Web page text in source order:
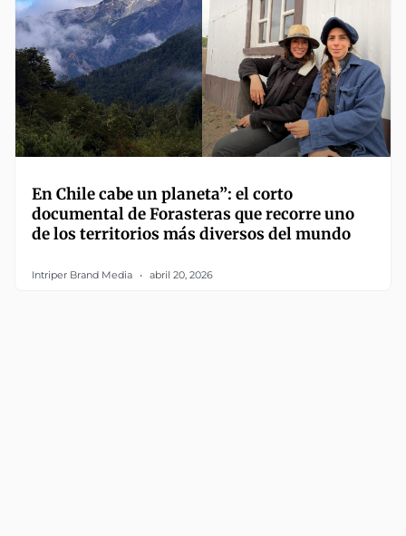
En Chile cabe un planeta”: el corto
documental de Forasteras que recorre uno
de los territorios más diversos del mundo
Intriper Brand Media abril 20, 2026